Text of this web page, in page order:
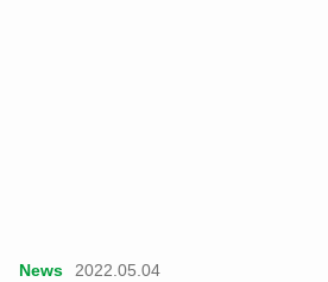
News 2022.05.04